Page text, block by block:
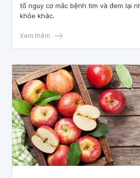
tố nguy cơ mắc bệnh tim và đem lại
khỏe khác.
Xem thêm